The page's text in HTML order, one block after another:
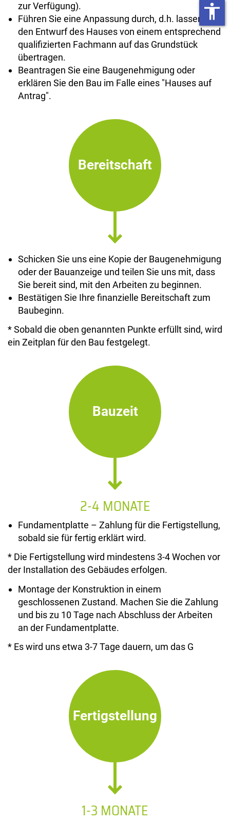
zur Verfügung).
Führen Sie eine Anpassung durch, d.h. lassen Sie
den Entwurf des Hauses von einem entsprechend
qualifizierten Fachmann auf das Grundstück
übertragen.
Beantragen Sie eine Baugenehmigung oder
erklären Sie den Bau im Falle eines "Hauses auf
Antrag".
Bereitschaft
Schicken Sie uns eine Kopie der Baugenehmigung
oder der Bauanzeige und teilen Sie uns mit, dass
Sie bereit sind, mit den Arbeiten zu beginnen.
Bestätigen Sie Ihre finanzielle Bereitschaft zum
Baubeginn.
* Sobald die oben genannten Punkte erfüllt sind, wird
ein Zeitplan für den Bau festgelegt.
Bauzeit
2-4 MONATE
Fundamentplatte – Zahlung für die Fertigstellung,
sobald sie für fertig erklärt wird.
* Die Fertigstellung wird mindestens 3-4 Wochen vor
der Installation des Gebäudes erfolgen.
Montage der Konstruktion in einem
geschlossenen Zustand. Machen Sie die Zahlung
und bis zu 10 Tage nach Abschluss der Arbeiten
an der Fundamentplatte.
* Es wird uns etwa 3-7 Tage dauern, um das G
Fertigstellung
1-3 MONATE
accessibility